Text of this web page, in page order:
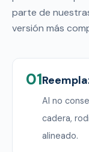
parte de
versión más
01
Al no
cadera,
alineado.